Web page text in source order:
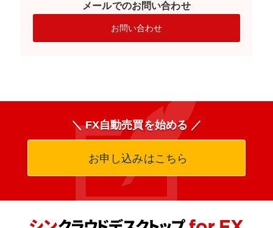
メールでのお問い合わせ
お問い合わせ
＼ FX自動売買を始める ／
お申し込みはこちら